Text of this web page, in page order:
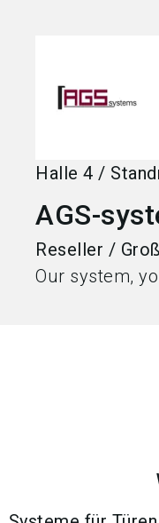
Halle 4 /
AGS-
Reseller /
Our system,